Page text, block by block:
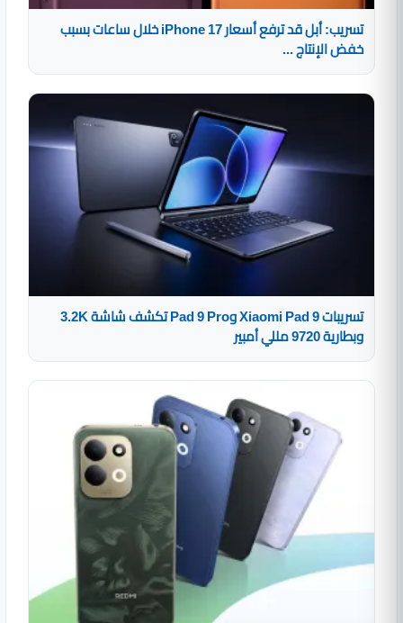
تسريب: أبل قد ترفع أسعار iPhone 17 خلال ساعات بسبب
خفض الإنتاج ...
تسريبات Xiaomi Pad 9 وPad 9 Pro تكشف شاشة 3.2K
وبطارية 9720 مللي أمبير